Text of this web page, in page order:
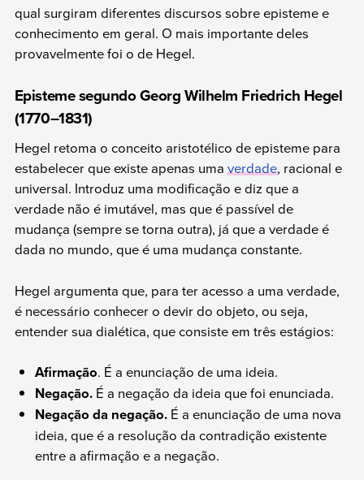
qual surgiram diferentes discursos sobre episteme e
conhecimento em geral. O mais importante deles
provavelmente foi o de Hegel.
Episteme segundo Georg Wilhelm Friedrich Hegel
(1770–1831)
Hegel retoma o conceito aristotélico de episteme para
estabelecer que existe apenas umaverdade, racional e
universal. Introduz uma modificação e diz que a
verdade não é imutável, mas que é passível de
mudança (sempre se torna outra), já que a verdade é
dada no mundo, que é uma mudança constante.
Hegel argumenta que, para ter acesso a uma verdade,
é necessário conhecer o devir do objeto, ou seja,
entender sua dialética, que consiste em três estágios:
Afirmação. É a enunciação de uma ideia.
Negação. É a negação da ideia que foi enunciada.
Negação da negação. É a enunciação de uma nova
ideia, que é a resolução da contradição existente
entre a afirmação e a negação.